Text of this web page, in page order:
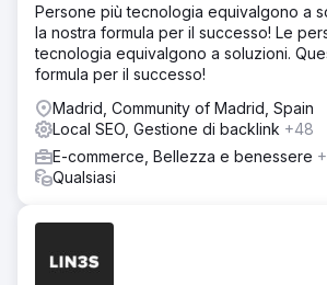
Persone più tecnologia equivalgono a
la nostra formula per il successo! Le
tecnologia equivalgono a soluzioni.
formula per il successo!
Madrid, Community of Madrid, Spain
Local SEO, Gestione di backlink +48
E-commerce, Bellezza e benessere
Qualsiasi